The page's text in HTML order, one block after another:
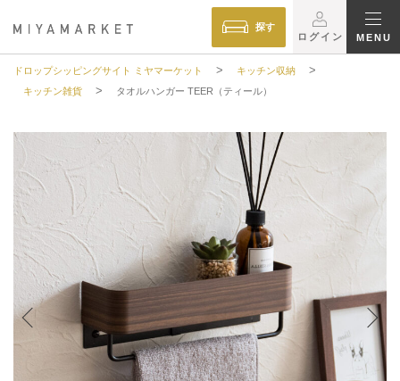
探す
ログイン
MENU
ドロップシッピングサイト ミヤマーケット > キッチン収納 >
キッチン雑貨 > タオルハンガー TEER（ティール）